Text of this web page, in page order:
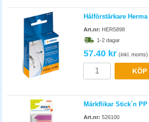
Hålförstärkare
Art.nr: HER5898
1-2 dagar
57.40 kr (inkl. moms)
KÖP
Märkflikar Stick´n
Art.nr: 526100